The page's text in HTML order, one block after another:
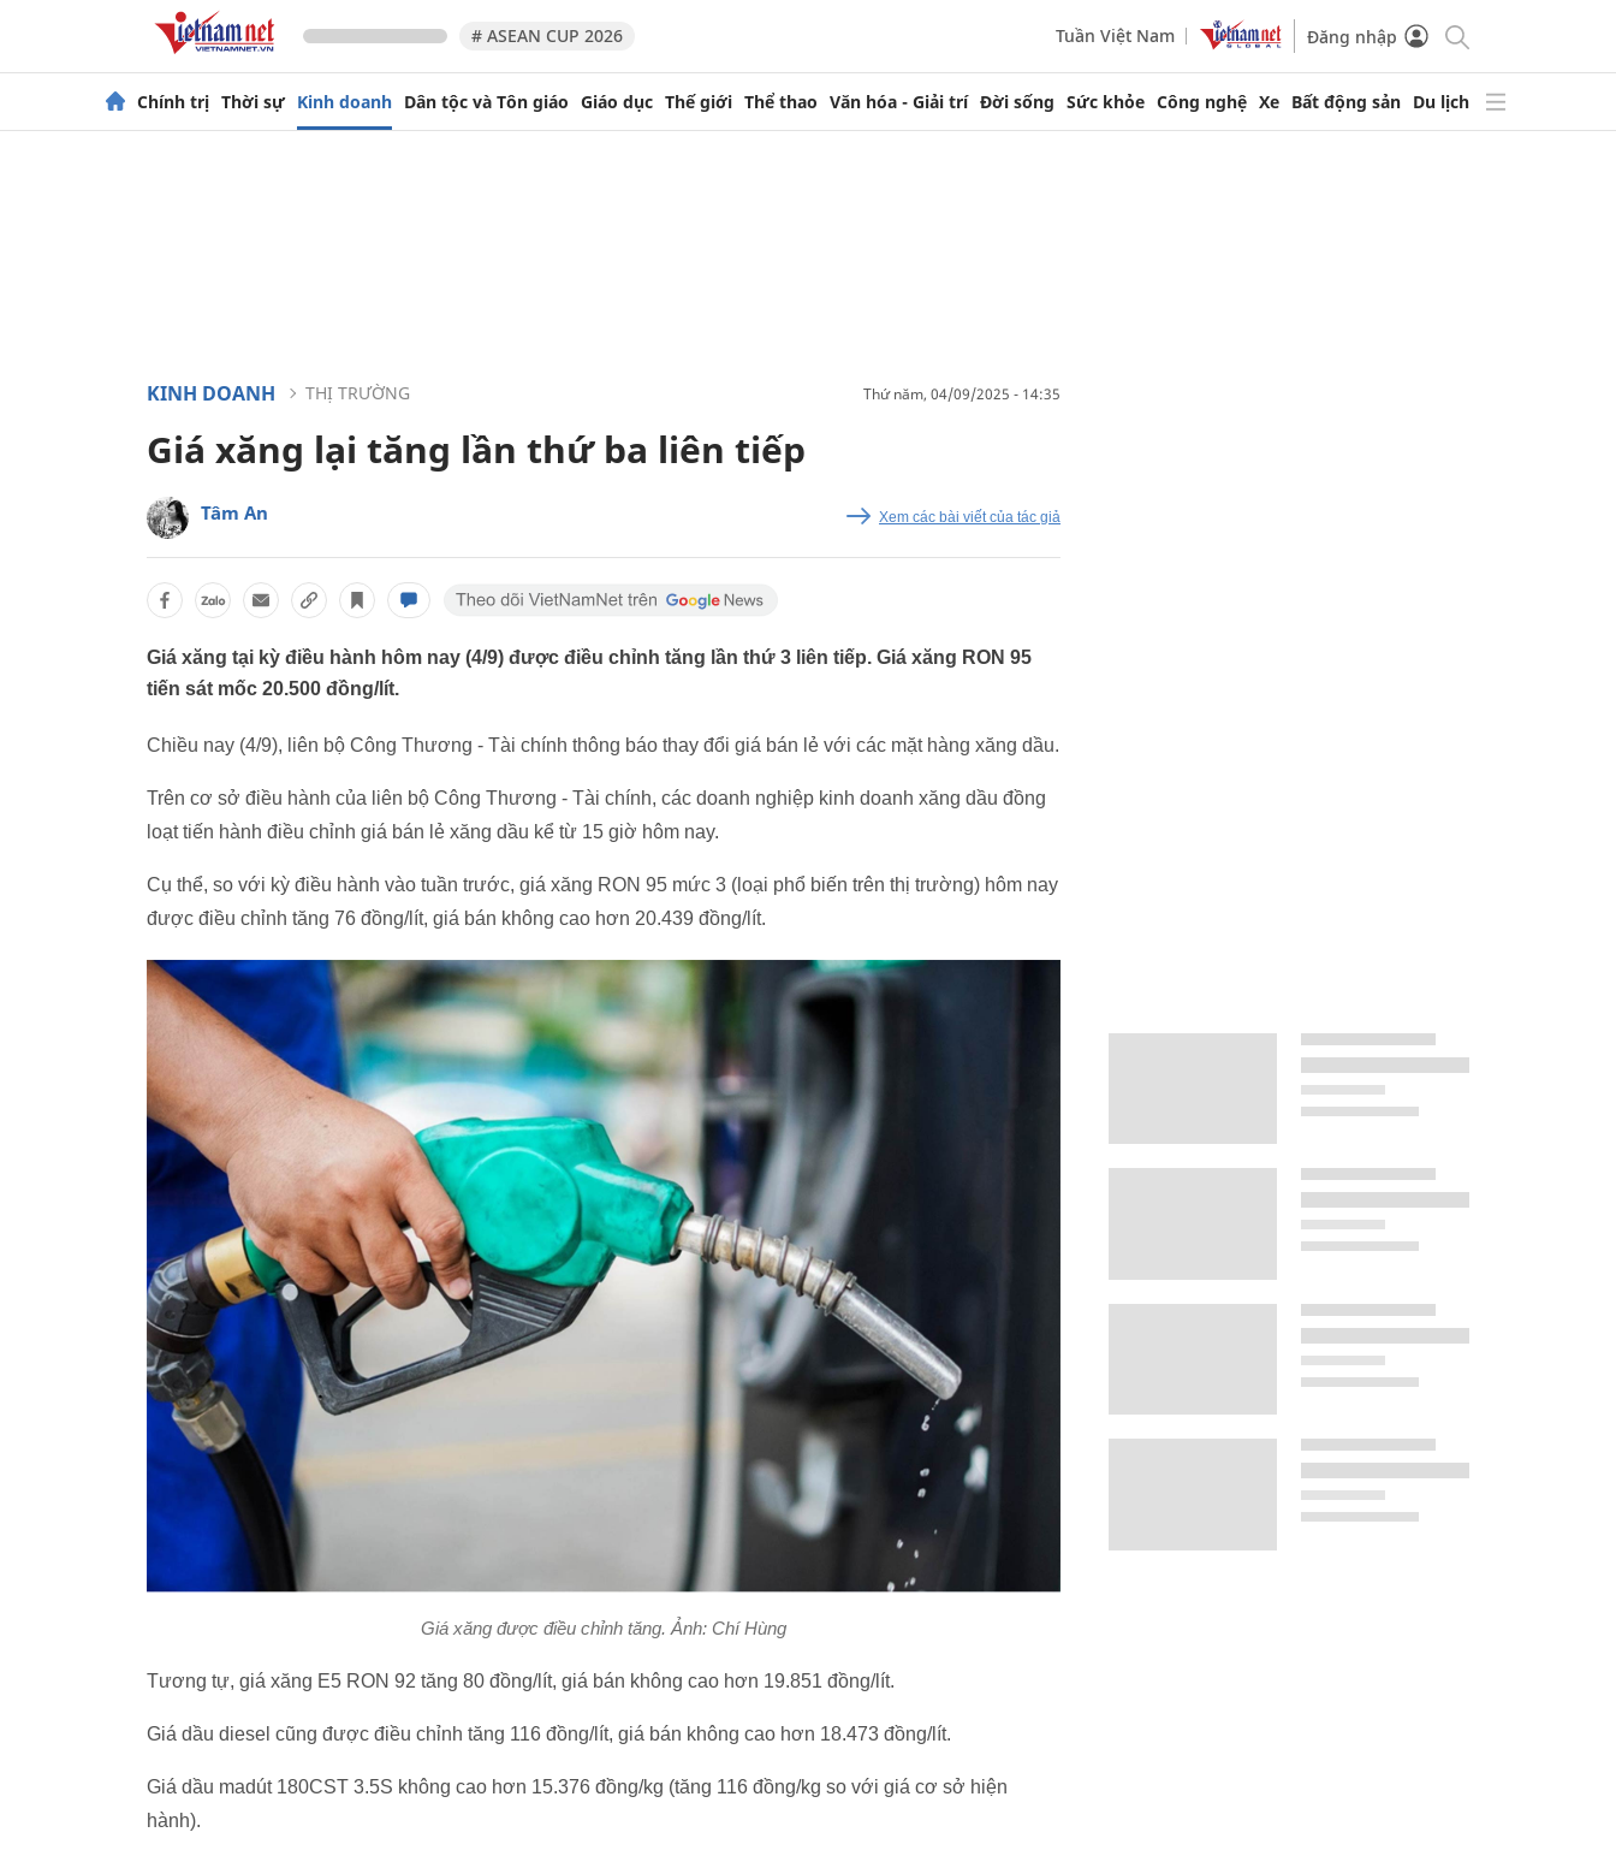
# ASEAN CUP 2026 Tuần Việt Nam Đăng nhập
Chính trị Thời sự Kinh doanh Dân tộc và Tôn giáo Giáo dục Thế giới Thể thao Văn hóa - Giải trí Đời sống Sức khỏe Công nghệ Xe Bất động sản Du lịch
KINH DOANH THỊ TRƯỜNG thứ năm, 04/09/2025 - 14:35
Giá xăng lại tăng lần thứ ba liên tiếp
Tâm An Xem các bài viết của tác giả
Giá xăng tại kỳ điều hành hôm nay (4/9) được điều chỉnh tăng lần thứ 3 liên tiếp. Giá xăng RON 95
tiến sát mốc 20.500 đồng/lít.
Chiều nay (4/9), liên bộ Công Thương - Tài chính thông báo thay đổi giá bán lẻ với các mặt hàng xăng dầu.
Trên cơ sở điều hành của liên bộ Công Thương - Tài chính, các doanh nghiệp kinh doanh xăng dầu đồng
loạt tiến hành điều chỉnh giá bán lẻ xăng dầu kể từ 15 giờ hôm nay.
Cụ thể, so với kỳ điều hành vào tuần trước, giá xăng RON 95 mức 3 (loại phổ biến trên thị trường) hôm nay
được điều chỉnh tăng 76 đồng/lít, giá bán không cao hơn 20.439 đồng/lít.
Giá xăng được điều chỉnh tăng. Ảnh: Chí Hùng
Tương tự, giá xăng E5 RON 92 tăng 80 đồng/lít, giá bán không cao hơn 19.851 đồng/lít.
Giá dầu diesel cũng được điều chỉnh tăng 116 đồng/lít, giá bán không cao hơn 18.473 đồng/lít.
Giá dầu madút 180CST 3.5S không cao hơn 15.376 đồng/kg (tăng 116 đồng/kg so với giá cơ sở hiện
hành).